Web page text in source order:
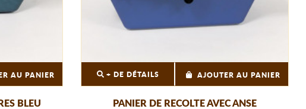
AU PANIER
BLEU
+ DE DÉTAILS AJOUTER AU PANIER
PANIER DE RECOLTE AVEC ANSE